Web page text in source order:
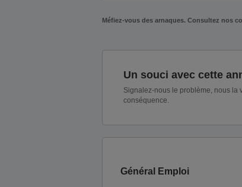
Méfiez-vous des arnaques. Consultez nos
Un souci avec cette
Signalez-nous le problème, nous la
conséquence.
Général Emploi